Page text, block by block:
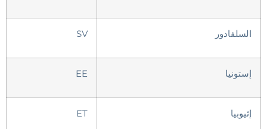
السلفادور SV
إستونيا EE
إثيوبيا ET